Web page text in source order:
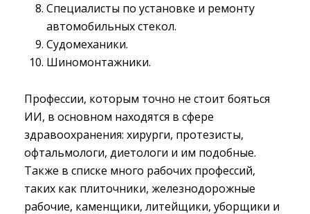
Специалисты по установке и ремонту
автомобильных стекол.
Судомеханики.
Шиномонтажники.
Профессии, которым точно не стоит бояться
ИИ, в основном находятся в сфере
здравоохранения: хирурги, протезисты,
офтальмологи, диетологи и им подобные.
Также в списке много рабочих профессий,
таких как плиточники, железнодорожные
рабочие, каменщики, литейщики, уборщики и